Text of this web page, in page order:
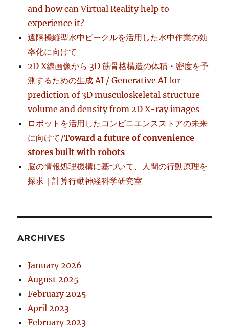
and how can Virtual Reality help to
experience it?
遠隔操縦型水中ビークルを活用した水中作業の効
率化に向けて
2D X線画像から 3D 筋骨格構造の体積・密度を予
測するための生成 AI / Generative AI for
prediction of 3D musculoskeletal structure
volume and density from 2D X-ray images
ロボットを活用したコンビニエンスストアの未来
に向けて/Toward a future of convenience
stores built with robots
脳の情報処理機構に基づいて、人間の行動原理を
探求｜計算行動神経科学研究室
ARCHIVES
January 2026
August 2025
February 2025
April 2023
February 2023